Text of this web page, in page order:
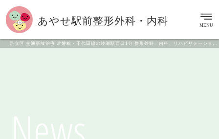
足立区 交通事故治療 常磐線・千代田線の綾瀬駅西口1分 整形外科、内科、リハビリテーション科
あやせ駅前整形外科・内科 MENU